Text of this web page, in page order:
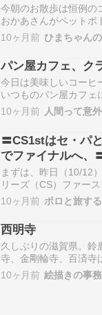
今朝のお散歩は恒例の
おかあさんがペットボ
ヒラリちゃんは路上
空に白い雲が流れて
で いつも可愛がって
くれました 昨夜の降
10ヶ月前 ひまちゃん
パン屋カフェ、ク
今日は美味しいコーヒ
いつものパン屋カフェ
これ。６種の野菜のフ
入っていて、美味しか
ホットの季節ですね。
味しいです。 しばし
ういう時…
10ヶ月前 人間って意
〓CS1stはセ・パ
でファイナルへ、
柏が決勝へなど、
リーグの件
まずは、昨日（10/12
リーズ（CS）ファー
結果から（並び順は先
結果】10/12(日) F-B
ス013 000 000 - 4012
…
10ヶ月前
西明寺
久しぶりの滋賀県。鈴
寺、金剛輪寺、百済寺
呼ばれる古刹。その中
町池寺）を訪れた。紅
10ヶ月前 絵描きの事